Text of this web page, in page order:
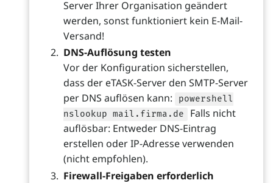
Server Ihrer Organisation geändert
werden, sonst funktioniert kein E-Mail-
Versand!
DNS-Auflösung testen
Vor der Konfiguration sicherstellen,
dass der eTASK-Server den SMTP-Server
per DNS auflösen kann:
powershell
nslookup mail.firma.de
Falls nicht
auflösbar: Entweder DNS-Eintrag
erstellen oder IP-Adresse verwenden
(nicht empfohlen).
Firewall-Freigaben erforderlich